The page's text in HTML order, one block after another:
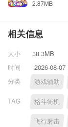
2.87MB
相关信息
大小
38.3MB
时间
2026-08-07
分类
游戏辅助
TAG 格斗街机
飞行射击